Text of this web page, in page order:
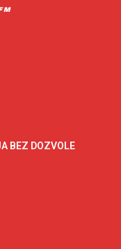
BEZ DOZVOLE